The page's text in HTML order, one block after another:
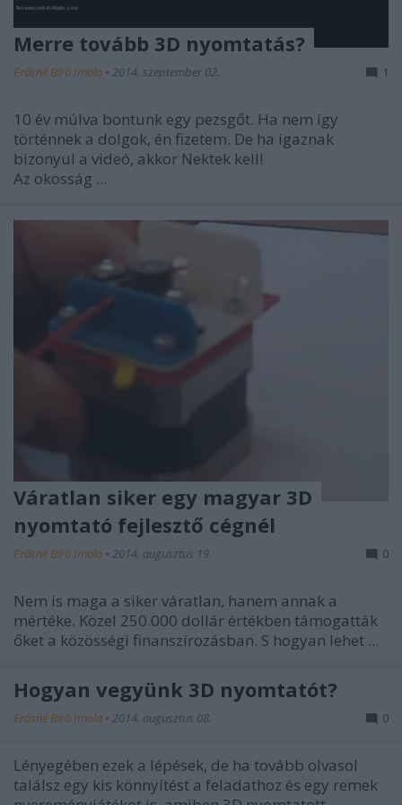
Merre tovább 3D nyomtatás?
Erősné Bíró Imola • 2014. szeptember 02. 1
10 év múlva bontunk egy pezsgőt. Ha nem így
történnek a dolgok, én fizetem. De ha igaznak
bizonyul a videó, akkor Nektek kell!
Az okosság ...
Váratlan siker egy magyar 3D
nyomtató fejlesztő cégnél
Erősné Bíró Imola • 2014. augusztus 19. 0
Nem is maga a siker váratlan, hanem annak a
mértéke. Közel 250.000 dollár értékben támogatták
őket a közösségi finanszírozásban. S hogyan lehet ...
Hogyan vegyünk 3D nyomtatót?
Erősné Bíró Imola • 2014. augusztus 08. 0
Lényegében ezek a lépések, de ha tovább olvasol
találsz egy kis könnyítést a feladathoz és egy remek